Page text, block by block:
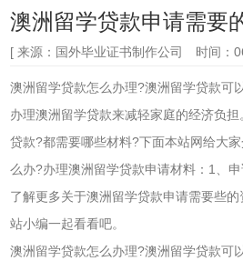
澳洲留学贷款申请需要
[ 来源：国外毕业证书制作公司 时间：
澳洲留学贷款怎么办理?澳洲留学贷款可
办理澳洲留学贷款来减轻家庭的经济负担
贷款?都需要哪些材料?下面本站网给大家
么办?办理澳洲留学贷款申请材料：1、
了解更多关于澳洲留学贷款申请需要些
站小编一起看看吧。
澳洲留学贷款怎么办理?澳洲留学贷款可